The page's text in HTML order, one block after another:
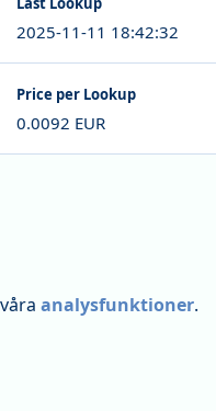
2025-11-11 18:42:32
Price per Lookup
0.0092 EUR
analysfunktioner.